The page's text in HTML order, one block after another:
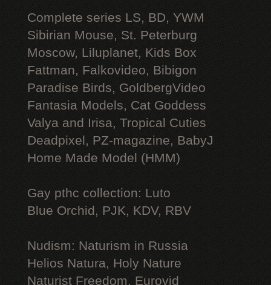
Complete series LS, BD, YWM
Sibirian Mouse, St. Peterburg
Moscow, Liluplanet, Kids Box
Fattman, Falkovideo, Bibigon
Paradise Birds, GoldbergVideo
Fantasia Models, Cat Goddess
Valya and Irisa, Tropical Cuties
Deadpixel, PZ-magazine, BabyJ
Home Made Model (HMM)
Gay рthс collection: Luto
Blue Orchid, PJK, KDV, RBV
Nudism: Naturism in Russia
Helios Natura, Holy Nature
Naturist Freedom, Eurovid